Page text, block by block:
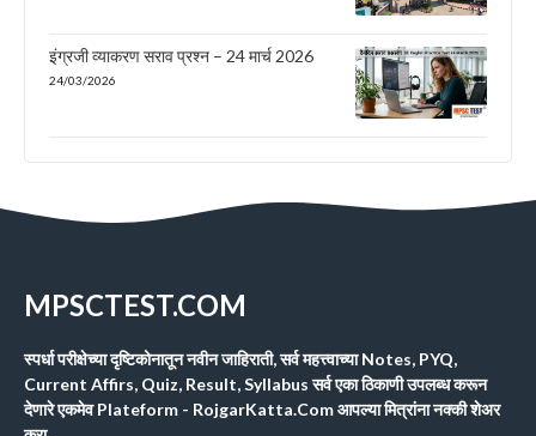
इंग्रजी व्याकरण सराव प्रश्न – 24 मार्च 2026
24/03/2026
MPSCTEST.COM
स्पर्धा परीक्षेच्या दृष्टिकोनातून नवीन जाहिराती, सर्व महत्त्वाच्या Notes, PYQ,
Current Affirs, Quiz, Result, Syllabus सर्व एका ठिकाणी उपलब्ध करून
देणारे एकमेव Plateform - RojgarKatta.Com आपल्या मित्रांना नक्की शेअर